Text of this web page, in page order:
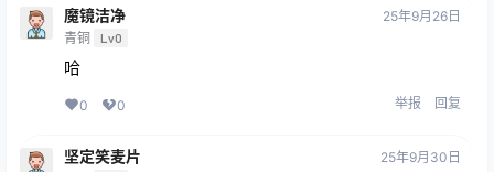
魔镜洁净
青铜 Lv0
25年9月26日
哈
0 0 举报 回复
坚定笑麦片 25年9月30日